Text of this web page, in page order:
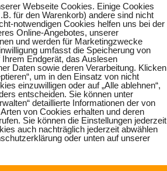
Webseite Cookies. Einige Cookies
für den Warenkorb) andere sind nicht
notwendigen Cookies helfen uns bei der
Online-Angebotes, unserer
und werden für Marketingzwecke
umfasst die Speicherung von
Endgerät, das Auslesen
Daten sowie deren Verarbeitung. Klicken
um in den Einsatz von nicht
einzuwilligen oder auf „Alle ablehnen“,
entscheiden. Sie können unter
detaillierte Informationen der von
von Cookies erhalten und deren
Sie können die Einstellungen jederzeit
auch nachträglich jederzeit abwählen
oder unten auf unserer